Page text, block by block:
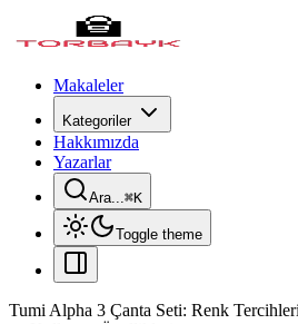
Makaleler
Kategoriler
Hakkımızda
Yazarlar
Ara...⌘K
Toggle theme
Tumi Alpha 3 Çanta Seti: Renk